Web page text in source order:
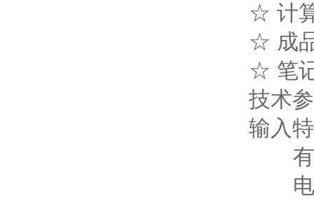
☆ 计
☆ 成
☆ 笔
技术
输入
有
电